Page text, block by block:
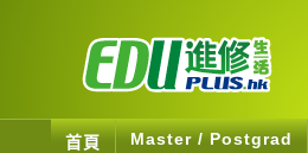
首頁 Master / Postgrad